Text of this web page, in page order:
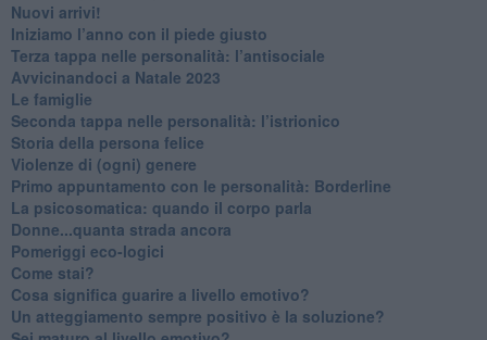
​Nuovi arrivi!
​Iniziamo l’anno con il piede giusto
​Terza tappa nelle personalità: l’antisociale
​Avvicinandoci a Natale 2023
Le famiglie
Seconda tappa nelle personalità: l’istrionico
​Storia della persona felice
Violenze di (ogni) genere
​Primo appuntamento con le personalità: Borderline
La psicosomatica: quando il corpo parla
Donne...quanta strada ancora
​Pomeriggi eco-logici
​Come stai?
Cosa significa guarire a livello emotivo?
​Un atteggiamento sempre positivo è la soluzione?